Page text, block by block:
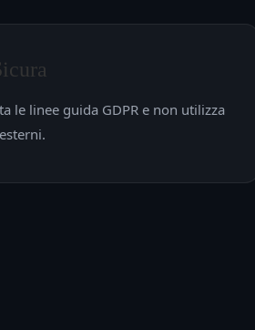
le linee guida GDPR e non utilizza